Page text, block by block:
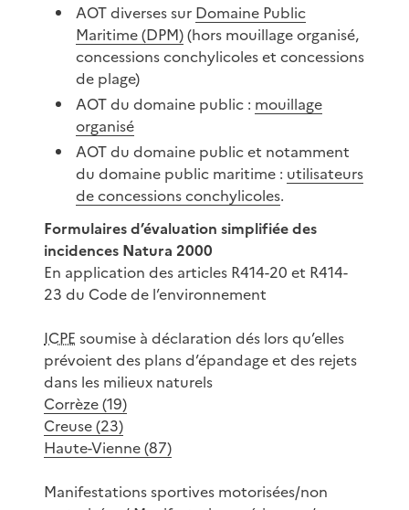
AOT diverses sur Domaine Public
Maritime (DPM)(hors mouillage organisé,
concessions conchylicoles et concessions
de plage)
AOT du domaine public : mouillage
organisé
AOT du domaine public et notamment
du domaine public maritime : utilisateurs
de concessions conchylicoles.
Formulaires d’évaluation simplifiée des
incidences Natura 2000
En application des articles R414-20 et R414-
23 du Code de l’environnement
ICPE soumise à déclaration dés lors qu’elles
prévoient des plans d’épandage et des rejets
dans les milieux naturels
Corrèze (19)
Creuse (23)
Haute-Vienne (87)
Manifestations sportives motorisées/non